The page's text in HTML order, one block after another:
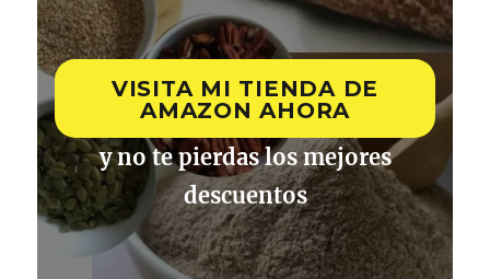
VISITA MI TIENDA DE
AMAZON AHORA
y no te pierdas los mejores
descuentos